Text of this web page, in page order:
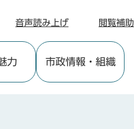
音声読み上げ 閲覧補助
力 市政情報 ・組織